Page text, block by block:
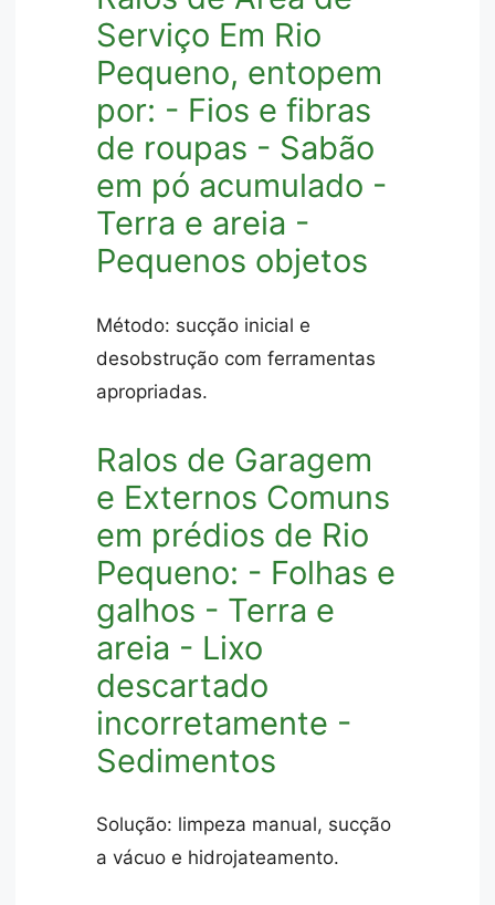
Serviço Em Rio
Pequeno, entopem
por: - Fios e fibras
de roupas - Sabão
em pó acumulado -
Terra e areia -
Pequenos objetos
Método: sucção inicial e
desobstrução com ferramentas
apropriadas.
Ralos de Garagem
e Externos Comuns
em prédios de Rio
Pequeno: - Folhas e
galhos - Terra e
areia - Lixo
descartado
incorretamente -
Sedimentos
Solução: limpeza manual, sucção
a vácuo e hidrojateamento.